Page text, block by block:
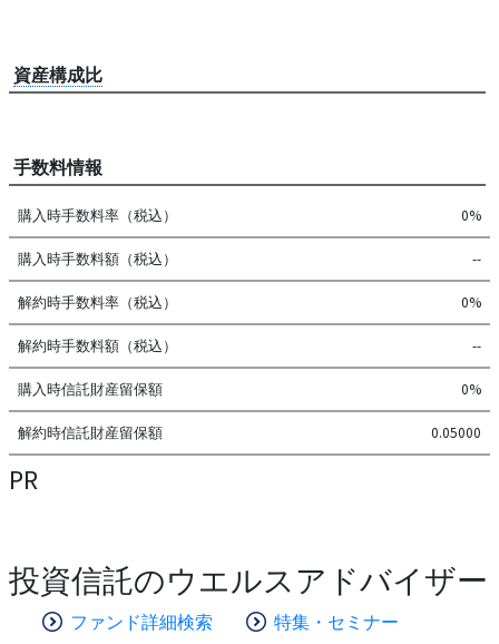
資産構成比
手数料情報
購入時手数料率（税込） 0%
購入時手数料額（税込） --
解約時手数料率（税込） 0%
解約時手数料額（税込） --
購入時信託財産留保額 0%
解約時信託財産留保額 0.05000
PR
投資信託のウエルスアドバイザー
ファンド詳細検索
特集・セミナー